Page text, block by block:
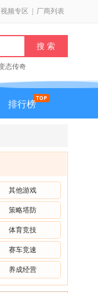
视频专区 厂商列表
态传奇
排行榜
其他游戏
策略塔防
体育竞技
赛车竞速
养成经营